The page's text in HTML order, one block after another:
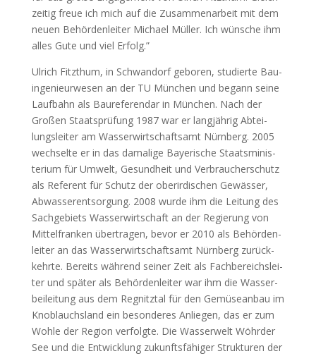
zei­tig freue ich mich auf die Zusam­men­ar­beit mit dem
neu­en Behör­den­lei­ter Micha­el Mül­ler. Ich wün­sche ihm
alles Gute und viel Erfolg.”
Ulrich Fitzt­hum, in Schwan­dorf gebo­ren, stu­dier­te Bau­
in­ge­nieur­we­sen an der TU Mün­chen und begann sei­ne
Lauf­bahn als Bau­re­fe­ren­dar in Mün­chen. Nach der
Gro­ßen Staats­prü­fung 1987 war er lang­jäh­rig Abtei­
lungs­lei­ter am Was­ser­wirt­schafts­amt Nürn­berg. 2005
wech­sel­te er in das dama­li­ge Baye­ri­sche Staats­mi­nis­
te­ri­um für Umwelt, Gesund­heit und Ver­brau­cher­schutz
als Refe­rent für Schutz der ober­ir­di­schen Gewäs­ser,
Abwas­ser­ent­sor­gung. 2008 wur­de ihm die Lei­tung des
Sach­ge­biets Was­ser­wirt­schaft an der Regie­rung von
Mit­tel­fran­ken über­tra­gen, bevor er 2010 als Behör­den­
lei­ter an das Was­ser­wirt­schafts­amt Nürn­berg zurück­
kehr­te. Bereits wäh­rend sei­ner Zeit als Fach­be­reichs­lei­
ter und spä­ter als Behör­den­lei­ter war ihm die Was­ser­
bei­lei­tung aus dem Reg­nitz­tal für den Gemü­se­an­bau im
Knob­lauch­s­land ein beson­de­res Anlie­gen, das er zum
Woh­le der Regi­on ver­folg­te. Die Was­ser­welt Wöhr­der
See und die Ent­wick­lung zukunfts­fä­hi­ger Struk­tu­ren der